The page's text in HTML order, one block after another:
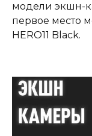
модели экшн-
первое место
HERO11 Black.